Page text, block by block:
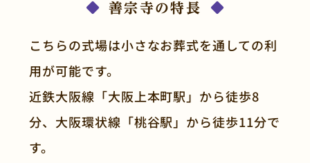
善宗寺の特長
こちらの式場は小さなお葬式を通しての利
用が可能です。
近鉄大阪線「大阪上本町駅」から徒歩8
分、大阪環状線「桃谷駅」から徒歩11分で
す。